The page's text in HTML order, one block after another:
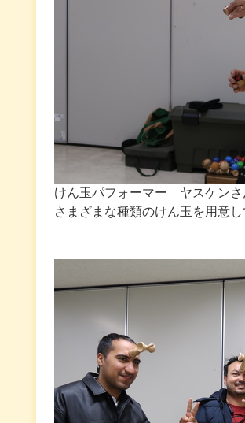
けん玉パフォーマー ヤスケンさ
さまざまな種類のけん玉を用意